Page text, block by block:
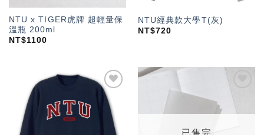
NTU x TIGER虎牌 超輕量保
溫瓶 200ml
NT$1100
NTU經典款大學T(灰)
NT$720
加入
「願
望輕
單」
望輕
已售完